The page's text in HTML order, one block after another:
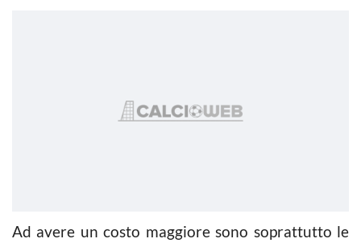
Ad avere un costo maggiore sono soprattutto le